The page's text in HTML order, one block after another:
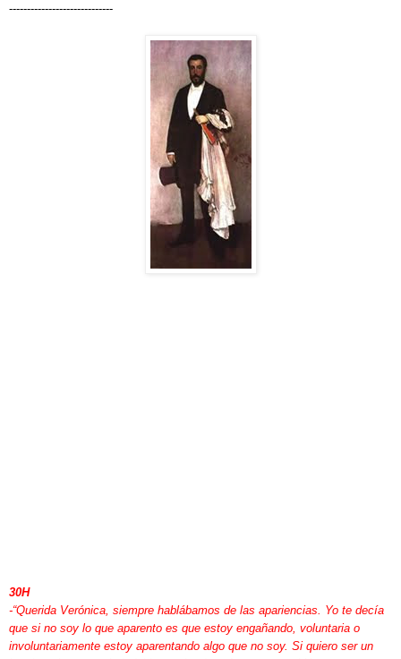
-----------------------------
30H
-“Querida Verónica, siempre hablábamos de las apariencias. Yo te decía
que si no soy lo que aparento es que estoy engañando, voluntaria o
involuntariamente estoy aparentando algo que no soy. Si quiero ser un